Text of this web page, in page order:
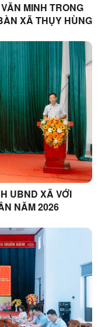
MINH TRONG
UBND XÃ VỚI
NĂM 2026